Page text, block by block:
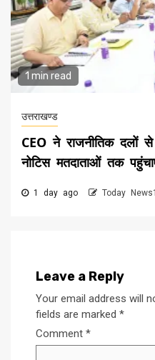
1 min read
उत्तराखण्ड
CEO ने राजनीतिक दलों
नोटिस मतदाताओं तक
1 day ago Today
Leave a Reply
Your email address will
fields are marked *
Comment *